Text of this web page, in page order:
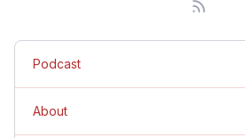
Podcast
About